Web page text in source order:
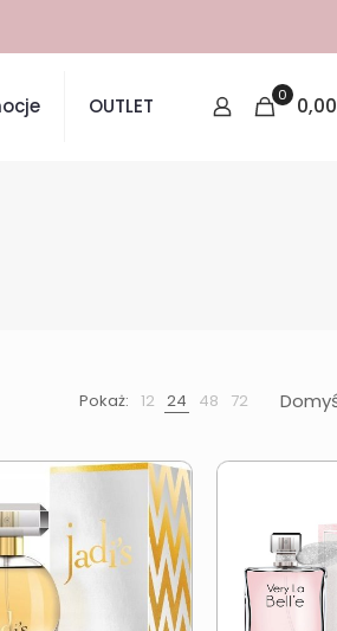
OUTLET 0 0,00
Pokaż: 12 24 48 72